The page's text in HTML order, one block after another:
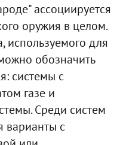
ассоциируется
оружия в целом.
используемого для
обозначить
системы с
газе и
Среди систем
варианты с